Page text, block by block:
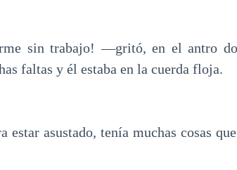
sin trabajo! —gritó, en el antro
faltas y él estaba en la cuerda floja.
estar asustado, tenía muchas cosas